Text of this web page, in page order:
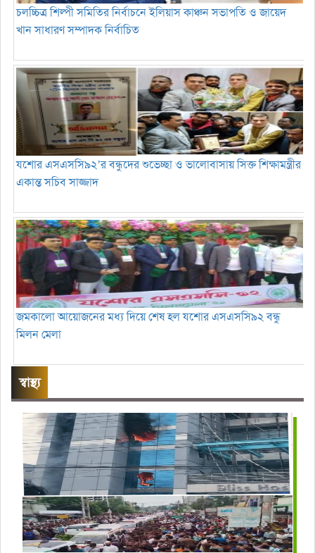
চলচ্চিত্র শিল্পী সমিতির নির্বাচনে ইলিয়াস কাঞ্চন সভাপতি ও জায়েদ
খান সাধারণ সম্পাদক নির্বাচিত
যশোর এসএসসি৯২’র বন্ধুদের শুভেচ্ছা ও ভালোবাসায় সিক্ত শিক্ষামন্ত্রীর
একান্ত সচিব সাজ্জাদ
জমকালো আয়োজনের মধ্য দিয়ে শেষ হল যশোর এসএসসি৯২ বন্ধু
মিলন মেলা
স্বাস্থ্য